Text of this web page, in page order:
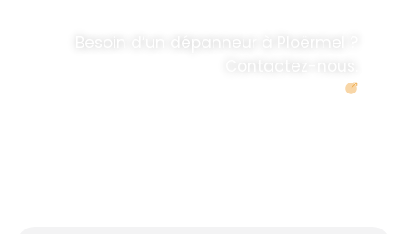
Besoin d’un dépanneur à Ploërmel ?